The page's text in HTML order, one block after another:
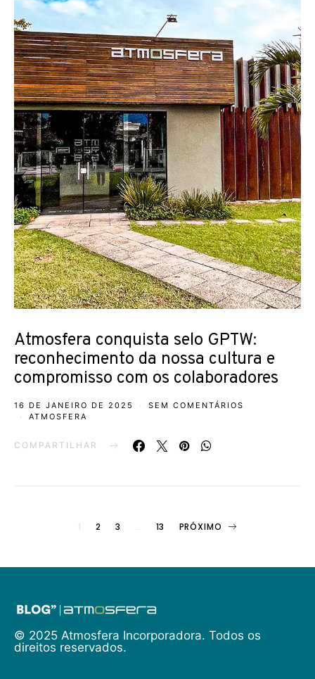
Atmosfera conquista selo GPTW:
reconhecimento da nossa cultura e
compromisso com os colaboradores
16 DE JANEIRO DE 2025
SEM COMENTÁRIOS
ATMOSFERA
COMPARTILHAR
Paginação
1 2 3 … 13 PRÓXIMO
© 2025 Atmosfera Incorporadora. Todos os
direitos reservados.